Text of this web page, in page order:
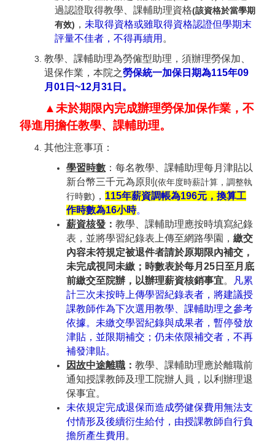
過認證取得教學、 課輔助理資格(該資格於當學期
有效) ， 未取得資格或雖取得資格認證但學期末
評量不佳者，不得再續用 。
教學、課輔助理為勞僱型助理，須辦理勞保加、
退保作業，本院之勞保統一加保日期為115年09
月 01 日 ~12月 31 日。
▲未於期限內完成辦理勞保加保作業，不
得進用擔任教學、課輔助理。
其他注意事項：
學習時數 ： 每名教學 、課輔助理每月津貼以
新台幣三千元為原則 (依年度時薪計算，調整執
行時數) ， 115年薪資調帳為196元，換算工
作時數為16小時。
薪資核發 ： 教學、課輔助理應按時填寫紀錄
表，並將學習紀錄表上傳至網路學園， 繳交
內容未符規定被退件者請於原期限內補交，
未完成視同未繳； 時數表於每月 25 日至月底
前繳交至院辦，以辦理薪資核銷事宜。
凡累
計三次未按時上傳學習紀錄表者，將建議授
課教師作為下次選用教學、課輔助理之參考
依據。 未繳交學習紀錄與成果者，暫停發放
津貼，並限期補交；仍未依限補交者，不再
補發津貼。
因故中途離職 ： 教學、課輔助理應於離職前
通知授課教師及理工院辦人員，以利辦理退
保事宜。
未依規定完成退保而造成勞健保費用無法支
付情形及後續衍生給付，由授課教師自行負
擔所產生費用 。